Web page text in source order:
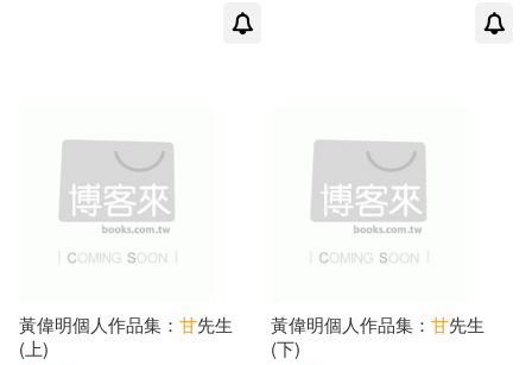
《“兩山”理念：20周年20人談生態
文明建設》編輯委員會(1)
《光明日報報道的新疆生產建設兵
團》編委會(1)
委會(1)
蘭州大學出版社(3)
鏡好聽(3)
黃偉明個人作品集： 甘先生
(上)
黃偉明個人作品集： 甘先生
(下)